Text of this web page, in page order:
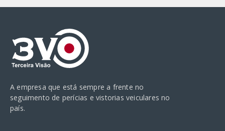
A empresa que está sempre a frente no
seguimento de perícias e vistorias veiculares no
país.